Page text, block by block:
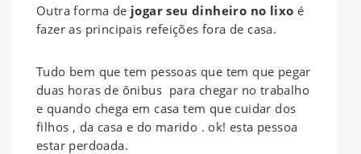
Outra forma de jogar seu dinheiro no lixo é
fazer as principais refeições fora de casa.
Tudo bem que tem pessoas que tem que pegar
duas horas de ônibus para chegar no trabalho
e quando chega em casa tem que cuidar dos
filhos , da casa e do marido . ok! esta pessoa
estar perdoada.